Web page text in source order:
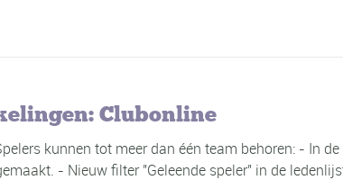
Clubonline
kunnen tot meer dan één team behoren: - In
- Nieuw filter "Geleende speler" in de